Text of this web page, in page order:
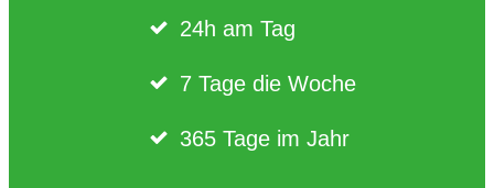
24h am Tag
7 Tage die Woche
365 Tage im Jahr